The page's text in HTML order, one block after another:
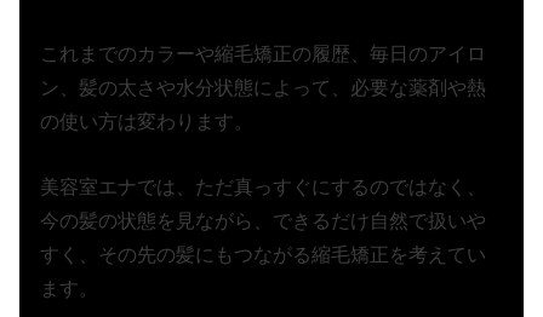
これまでのカラーや縮毛矯正の履歴、毎日のアイロ
ン、髪の太さや水分状態によって、必要な薬剤や熱
の使い方は変わります。
美容室エナでは、ただ真っすぐにするのではなく、
今の髪の状態を見ながら、できるだけ自然で扱いや
すく、その先の髪にもつながる縮毛矯正を考えてい
ます。